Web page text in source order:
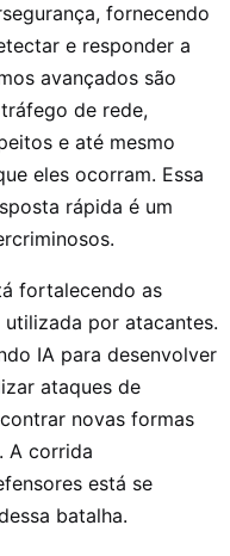
fornecendo
e responder a
avançados são
de rede,
e até mesmo
eles ocorram. Essa
rápida é um
fortalecendo as
por atacantes.
IA para desenvolver
ataques de
novas formas
A corrida
está se
batalha.